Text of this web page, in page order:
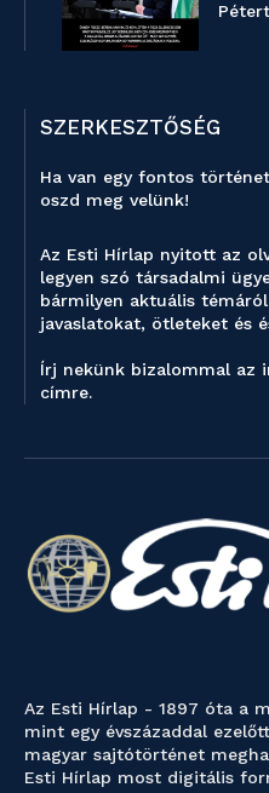
SZERKESZTŐSÉG
Ha van egy fontos
oszd meg velünk!
Az Esti Hírlap nyitott az
legyen szó társadalmi
bármilyen aktuális
javaslatokat, ötleteket és
Írj nekünk bizalommal az
címre.
Az Esti Hírlap - 1897 óta a
mint egy évszázaddal
magyar sajtótörténet
Esti Hírlap most digitális